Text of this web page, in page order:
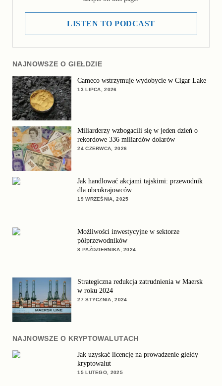
LISTEN TO PODCAST
NAJNOWSZE O GIEŁDZIE
Cameco wstrzymuje wydobycie w Cigar Lake
13 LIPCA, 2026
Miliarderzy wzbogacili się w jeden dzień o
rekordowe 336 miliardów dolarów
24 CZERWCA, 2026
Jak handlować akcjami tajskimi: przewodnik
dla obcokrajowców
19 WRZEŚNIA, 2025
Możliwości inwestycyjne w sektorze
półprzewodników
8 PAŹDZIERNIKA, 2024
Strategiczna redukcja zatrudnienia w Maersk
w roku 2024
27 STYCZNIA, 2024
NAJNOWSZE O KRYPTOWALUTACH
Jak uzyskać licencję na prowadzenie giełdy
kryptowalut
15 LUTEGO, 2025